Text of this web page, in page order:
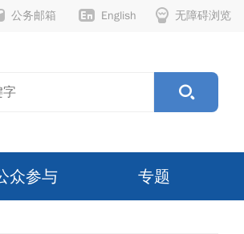
无障碍浏览
English
公务邮箱
众参与 专题